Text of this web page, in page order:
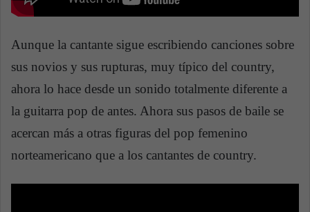
Aunque la cantante sigue escribiendo canciones sobre
sus novios y sus rupturas, muy típico del country,
ahora lo hace desde un sonido totalmente diferente a
la guitarra pop de antes. Ahora sus pasos de baile se
acercan más a otras figuras del pop femenino
norteamericano que a los cantantes de country.